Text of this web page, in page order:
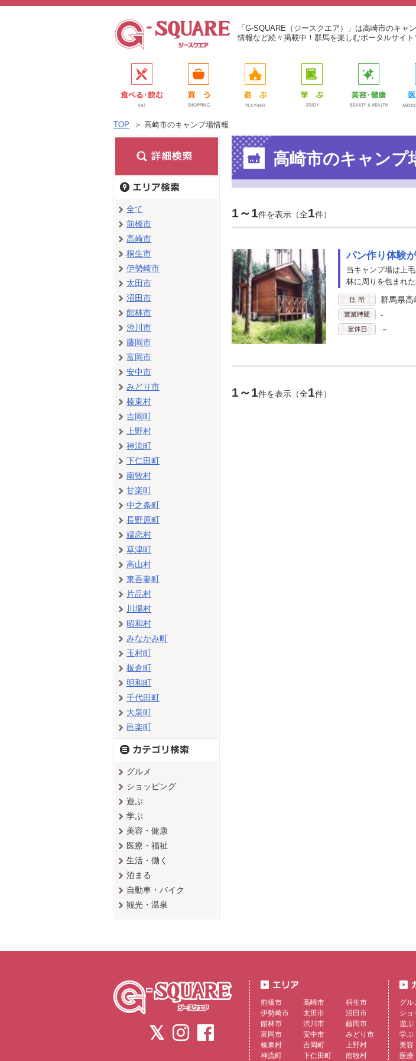
「G-SQUARE（ジースクエア）」は高崎市のキャ
情報など続々掲載中！群馬を楽しむポータルサイト
TOP ＞ 高崎市のキャンプ場情報
高崎市のキャンプ
1～1件を表示（全1件）
パン作り体験
当キャンプ場は上
林に周りを包まれた
群馬県高
-
－
1～1件を表示（全1件）
全て
前橋市
高崎市
桐生市
伊勢崎市
太田市
沼田市
館林市
渋川市
藤岡市
富岡市
安中市
みどり市
榛東村
吉岡町
上野村
神流町
下仁田町
南牧村
甘楽町
中之条町
長野原町
嬬恋村
草津町
高山村
東吾妻町
片品村
川場村
昭和村
みなかみ町
玉村町
板倉町
明和町
千代田町
大泉町
邑楽町
グルメ
ショッピング
遊ぶ
学ぶ
美容・健康
医療・福祉
生活・働く
泊まる
自動車・バイク
観光・温泉
前橋市 高崎市
桐生市
伊勢崎市
太田市
沼田市
館林市
渋川市
藤岡市
富岡市
安中市
みどり市
榛東村
吉岡町
上野村
神流町
下仁田町 南牧村
グル
ショ
遊ぶ
学ぶ
美容
医療